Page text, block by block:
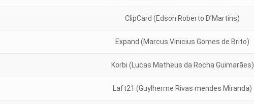
ClipCard (Edson Roberto D’Martins)
Expand (Marcus Vinicius Gomes de Brito)
Korbi (Lucas Matheus da Rocha Guimarães)
Laft21 (Guylherme Rivas mendes Miranda)